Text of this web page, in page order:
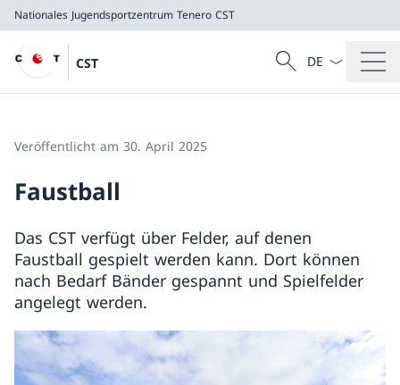
Nationales Jugendsportzentrum Tenero CST
CST
CST
Suche
Suche
Sprach
Veröffentlicht am 30. April 2025
Faustball
Das CST verfügt über Felder, auf denen
Faustball gespielt werden kann. Dort können
nach Bedarf Bänder gespannt und Spielfelder
angelegt werden.